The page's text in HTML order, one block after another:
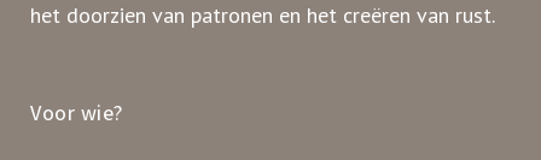
het doorzien van patronen en het creëren van rust.
Voor wie?